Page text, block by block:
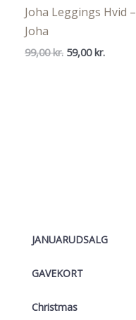
JANUARUDSALG
GAVEKORT
Christmas
Joha Leggings Hvid –
Joha
99,00kr. Den
59,00kr.Den